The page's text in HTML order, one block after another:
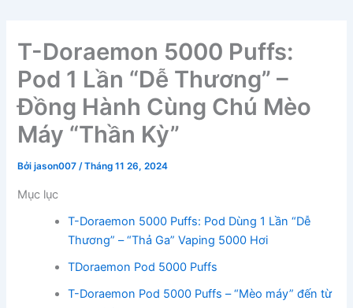
T-Doraemon 5000 Puffs:
Pod 1 Lần “Dễ Thương” –
Đồng Hành Cùng Chú Mèo
Máy “Thần Kỳ”
Bởijason007/Tháng 11 26, 2024
Mục lục
T-Doraemon 5000 Puffs: Pod Dùng 1 Lần “Dễ
Thương” – “Thả Ga” Vaping 5000 Hơi
TDoraemon Pod 5000 Puffs
T-Doraemon Pod 5000 Puffs – “Mèo máy” đến từ